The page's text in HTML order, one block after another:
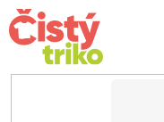
Přejít
na
obsah